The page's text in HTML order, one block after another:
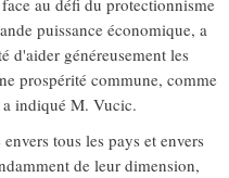
au défi du protectionnisme
puissance économique, a
d'aider généreusement les
prospérité commune, comme
indiqué M. Vucic.
tous les pays et envers
de leur dimension,